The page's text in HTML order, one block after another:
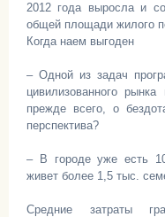
2012 года выросла и
общей площади жилого
Когда наем выгоден
– Одной из задач
цивилизованного
прежде всего, о
перспектива?
– В городе уже есть
живет более 1,5 тыс.
Средние затраты